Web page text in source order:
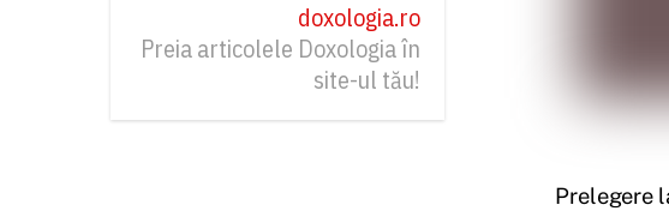
Prelegere
doxologia.ro
Preia articolele Doxologia în
site-ul tău!